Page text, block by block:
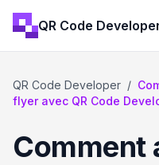
QR Code
QR Code Developer /
flyer avec QR Code
Comment